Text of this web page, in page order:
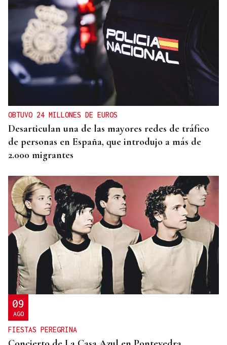
SIEMENS GAMESA
El Ibex 35 abre la sesión con un alza del 0,4% y
acaricia los históricos 20.100 puntos
OBTUVO 24 MILLONES DE EUROS
Desarticulan una de las mayores redes de tráfico
de personas en España, que introdujo a más de
2.000 migrantes
09
AGO
FIESTAS PEREGRINA